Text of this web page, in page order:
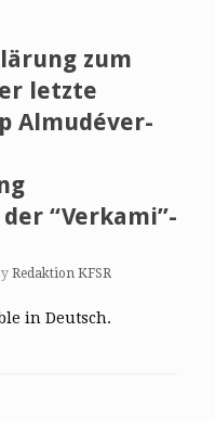
zum
letzte
Almudéver-
“Verkami”-
Redaktion KFSR
in Deutsch.